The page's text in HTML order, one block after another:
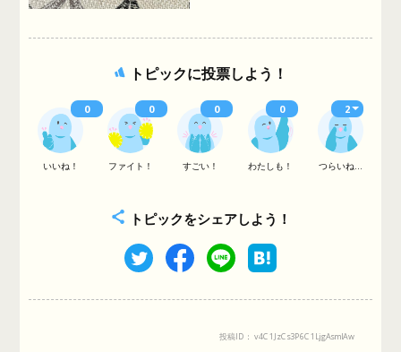
トピックに投票しよう！
いいね！ ファイト！ すごい！ わたしも！ つらいね...
0 0 0 0 2
トピックをシェアしよう！
投稿ID： v4C1JzCs3P6C1LjgAsmlAw